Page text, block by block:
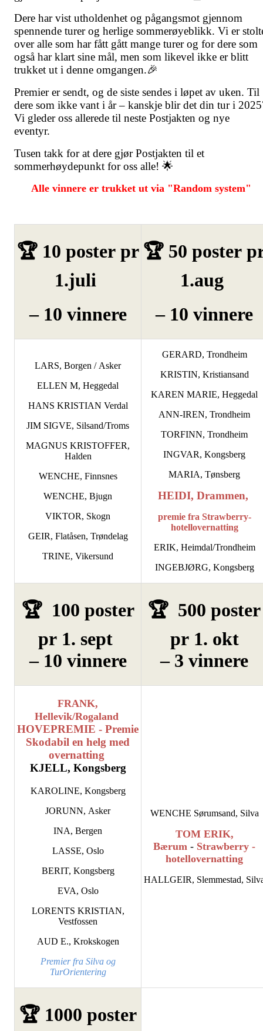
Dere har vist utholdenhet og pågangsmot gjennom
spennende turer og herlige sommerøyeblikk. Vi er
over alle som har fått gått mange turer og for dere som
også har klart sine mål, men som likevel ikke er blitt
trukket ut i denne omgangen.🎉
Premier er sendt, og de siste sendes i løpet av uken. Til
dere som ikke vant i år – kanskje blir det din tur i
Vi gleder oss allerede til neste Postjakten og nye
eventyr.
Tusen takk for at dere gjør Postjakten til et
sommerhøydepunkt for oss alle! 🌟
Alle vinnere er trukket ut via "Random system"
🏆 10 poster pr
1.juli
– 10 vinnere
🏆 50 poster
1.aug
– 10 vinnere
LARS, Borgen / Asker
ELLEN M, Heggedal
HANS KRISTIAN Verdal
JIM SIGVE, Silsand/Troms
MAGNUS KRISTOFFER,
Halden
WENCHE, Finnsnes
WENCHE, Bjugn
VIKTOR, Skogn
GEIR, Flatåsen, Trøndelag
TRINE, Vikersund
GERARD, Trondheim
KRISTIN, Kristiansand
KAREN MARIE, Heggedal
ANN-IREN, Trondheim
TORFINN, Trondheim
INGVAR, Kongsberg
MARIA, Tønsberg
HEIDI, Drammen,
premie fra Strawberry-
hotellovernatting
ERIK, Heimdal/Trondheim
INGEBJØRG, Kongsberg
🏆 100 poster
pr 1. sept
– 10 vinnere
🏆 500 poster
pr 1. okt
– 3 vinnere
FRANK,
Hellevik/Rogaland
HOVEPREMIE - Premie
Skodabil en helg med
overnatting
KJELL, Kongsberg
KAROLINE, Kongsberg
JORUNN, Asker
INA, Bergen
LASSE, Oslo
BERIT, Kongsberg
EVA, Oslo
LORENTS KRISTIAN,
Vestfossen
AUD E., Krokskogen
Premier fra Silva og
TurOrientering
WENCHE Sørumsand, Silva
TOM ERIK,
Bærum - Strawberry -
hotellovernatting
HALLGEIR, Slemmestad,
🏆 1000 poster